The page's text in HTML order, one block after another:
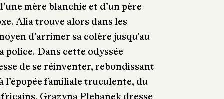
mère blanchie et d’un père
Alia trouve alors dans les
d’arrimer sa colère jusqu’au
police. Dans cette odyssée
de se réinventer, rebondissant
l’épopée familiale truculente, du
Grazyna Plebanek dresse